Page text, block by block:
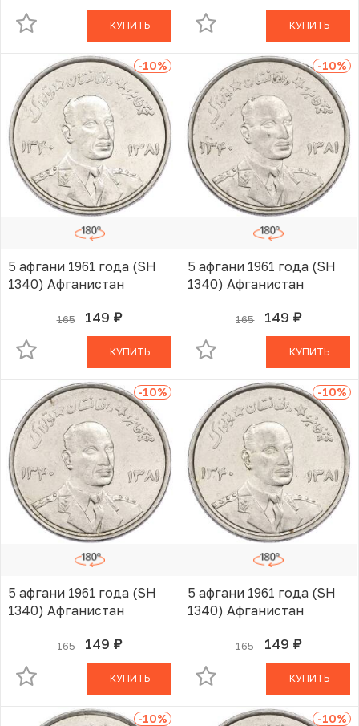
КУПИТЬ КУПИТЬ
-10%
5 афгани 1961 года (SH
1340) Афганистан
165 149 руб.
В КОРЗИНЕ
КУПИТЬ
-10%
5 афгани 1961 года (SH
1340) Афганистан
165 149 руб.
В КОРЗИНЕ
КУПИТЬ
-10%
5 афгани 1961 года (SH
1340) Афганистан
165 149 руб.
В КОРЗИНЕ
КУПИТЬ
-10%
5 афгани 1961 года (SH
1340) Афганистан
165 149 руб.
В КОРЗИНЕ
КУПИТЬ
-10% -10%